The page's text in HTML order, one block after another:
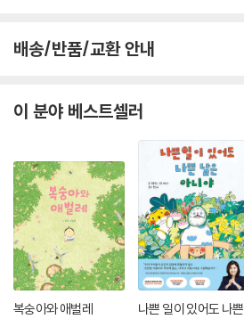
배송/반품/교환 안내
이 분야 베스트셀러
복숭아와 애벌레
나쁜 일이 있어도 나쁜